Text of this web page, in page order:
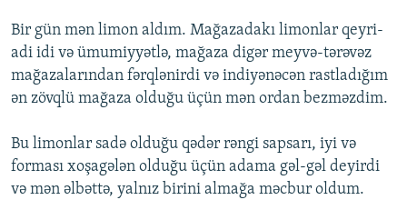
Bir gün mən limon aldım. Mağazadakı limonlar qeyri-
adi idi və ümumiyyətlə, mağaza digər meyvə-tərəvəz
mağazalarından fərqlənirdi və indiyənəcən rastladığım
ən zövqlü mağaza olduğu üçün mən ordan bezməzdim.
Bu limonlar sadə olduğu qədər rəngi sapsarı, iyi və
forması xoşagələn olduğu üçün adama gəl-gəl deyirdi
və mən əlbəttə, yalnız birini almağa məcbur oldum.